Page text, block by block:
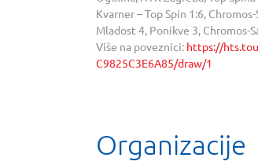
Kvarner – Top Spin 1:6,
Mladost 4, Ponikve 3, Chromos-
Više na poveznici: https://
C9825C3E6A85/draw/1
Organizacije